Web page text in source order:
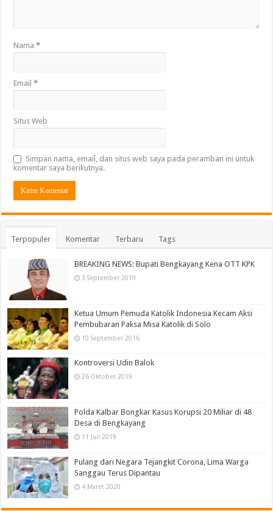
Nama*
Email*
Situs Web
Simpan nama, email, dan situs web saya pada peramban ini untuk
komentar saya berikutnya.
Terpopuler Komentar Terbaru Tags
BREAKING NEWS: Bupati Bengkayang Kena OTT KPK
3 September 2019
Ketua Umum Pemuda Katolik Indonesia Kecam Aksi
Pembubaran Paksa Misa Katolik di Solo
10 September 2016
Kontroversi Udin Balok
26 Oktober 2019
Polda Kalbar Bongkar Kasus Korupsi 20 Miliar di 48
Desa di Bengkayang
11 Juli 2019
Pulang dari Negara Tejangkit Corona, Lima Warga
Sanggau Terus Dipantau
4 Maret 2020